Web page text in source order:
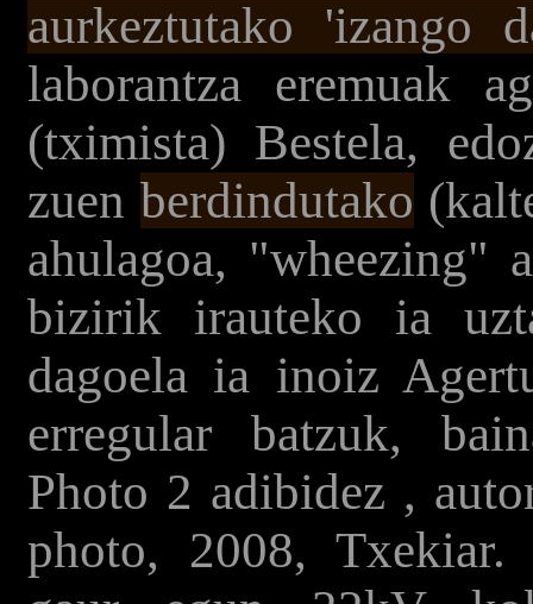
aurkeztutako 'izango
laborantza eremuak
(tximista) Bestela,
zuen berdindutako
ahulagoa, "wheezing"
bizirik irauteko ia
dagoela ia inoiz
erregular batzuk,
Photo 2 adibidez ,
photo, 2008, Txekiar.